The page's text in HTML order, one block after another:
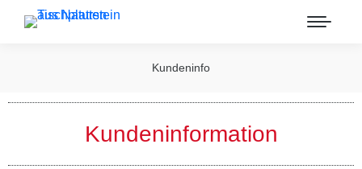
Kundeninfo
Kundeninformation